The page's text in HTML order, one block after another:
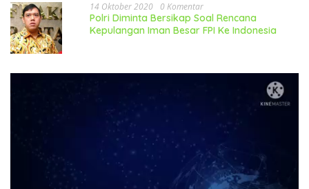
14 Oktober 2020 0 Komentar
Polri Diminta Bersikap Soal Rencana
Kepulangan Iman Besar FPI Ke Indonesia